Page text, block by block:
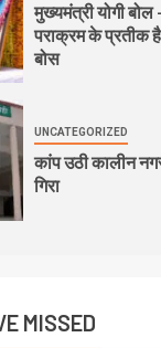
मुख्यमंत्री योगी बोल
पराक्रम के प्रतीक
बोस
UNCATEGORIZED
कांप उठी कालीन
गिरा
MISSED